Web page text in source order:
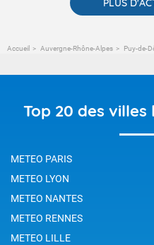
PLUS
Accueil Auvergne-Rhône-Alpes Puy-de-
Top 20 des
METEO PARIS
METEO LYON
METEO NANTES
METEO RENNES
METEO LILLE